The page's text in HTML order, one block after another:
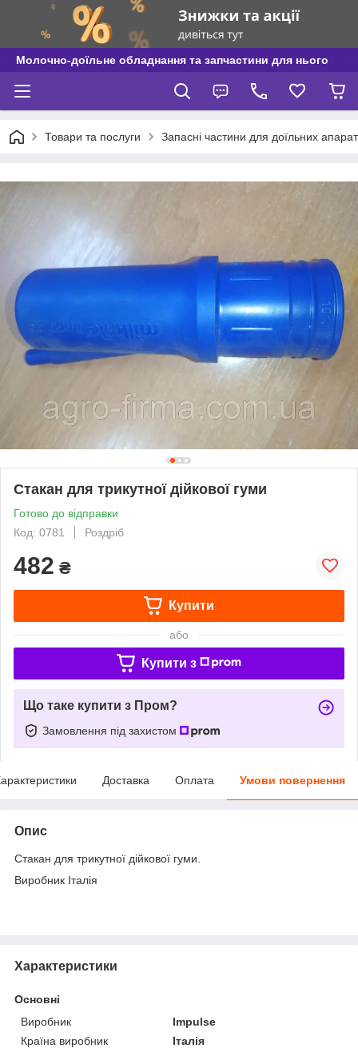
Молочно-доїльне обладнання та запчастини для нього
Товари та послуги Запасні частини для доїльних
Стакан для трикутної дійкової гуми
Готово до відправки
Код: 0781
Роздріб
482 ₴
Купити
або
Купити з
Що таке купити з Пром?
Замовлення під захистом
Доставка Оплата Умови повернення
Опис
Стакан для трикутної дійкової гуми.
Виробник Італія
Характеристики
Основні
Виробник
Impulse
Країна виробник
Італія